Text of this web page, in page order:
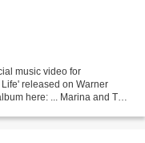
music video for
released on Warner
here: ... Marina and The